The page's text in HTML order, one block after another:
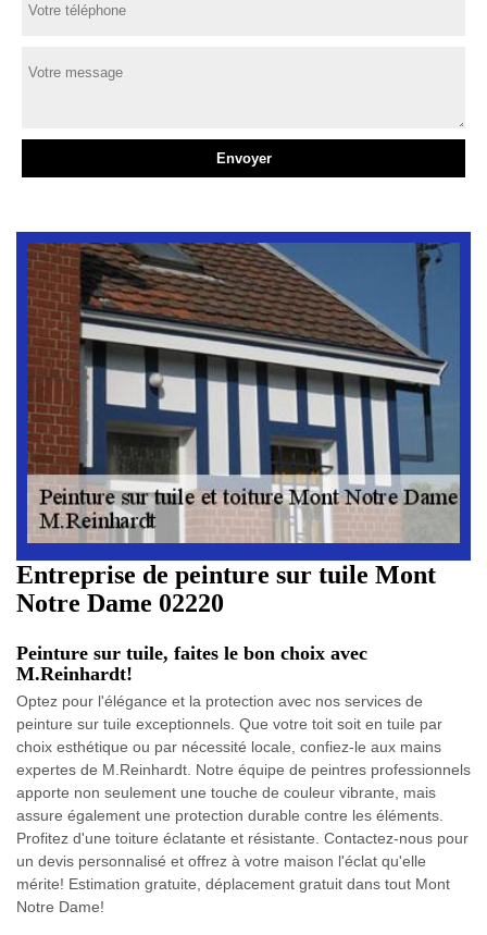
Entreprise de peinture sur tuile Mont
Notre Dame 02220
Peinture sur tuile, faites le bon choix avec
M.Reinhardt!
Optez pour l'élégance et la protection avec nos services de
peinture sur tuile exceptionnels. Que votre toit soit en tuile par
choix esthétique ou par nécessité locale, confiez-le aux mains
expertes de M.Reinhardt. Notre équipe de peintres professionnels
apporte non seulement une touche de couleur vibrante, mais
assure également une protection durable contre les éléments.
Profitez d'une toiture éclatante et résistante. Contactez-nous pour
un devis personnalisé et offrez à votre maison l'éclat qu'elle
mérite! Estimation gratuite, déplacement gratuit dans tout Mont
Notre Dame!